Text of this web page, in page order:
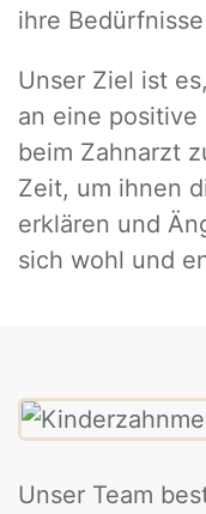
ihre
Unser Ziel ist
an eine positive
beim Zahnarzt
Zeit, um ihnen
erklären und
sich wohl und
Unser Team